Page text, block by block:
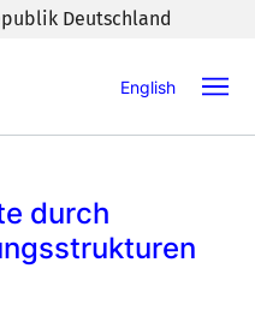
Deutschland
English
durch